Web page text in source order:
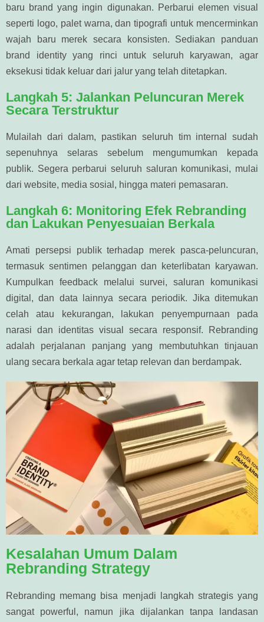
baru brand yang ingin digunakan. Perbarui elemen visual
seperti logo, palet warna, dan tipografi untuk mencerminkan
wajah baru merek secara konsisten. Sediakan panduan
brand identity yang rinci untuk seluruh karyawan, agar
eksekusi tidak keluar dari jalur yang telah ditetapkan.
Langkah 5: Jalankan Peluncuran Merek
Secara Terstruktur
Mulailah dari dalam, pastikan seluruh tim internal sudah
sepenuhnya selaras sebelum mengumumkan kepada
publik. Segera perbarui seluruh saluran komunikasi, mulai
dari website, media sosial, hingga materi pemasaran.
Langkah 6: Monitoring Efek Rebranding
dan Lakukan Penyesuaian Berkala
Amati persepsi publik terhadap merek pasca-peluncuran,
termasuk sentimen pelanggan dan keterlibatan karyawan.
Kumpulkan feedback melalui survei, saluran komunikasi
digital, dan data lainnya secara periodik. Jika ditemukan
celah atau kekurangan, lakukan penyempurnaan pada
narasi dan identitas visual secara responsif. Rebranding
adalah perjalanan panjang yang membutuhkan tinjauan
ulang secara berkala agar tetap relevan dan berdampak.
Kesalahan Umum Dalam
Rebranding Strategy
Rebranding memang bisa menjadi langkah strategis yang
sangat powerful, namun jika dijalankan tanpa landasan